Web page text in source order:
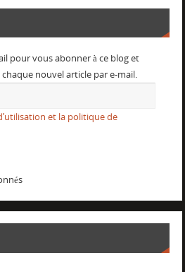
pour vous abonner à ce blog et
nouvel article par e-mail.
et la politique de